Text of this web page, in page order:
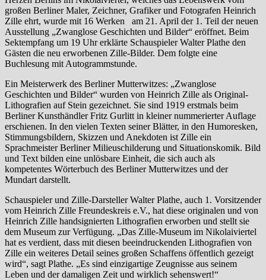
großen Berliner Maler, Zeichner, Grafiker und Fotografen Heinrich
Zille ehrt, wurde mit 16 Werken am 21. April der 1. Teil der neuen
Ausstellung „Zwanglose Geschichten und Bilder“ eröffnet. Beim
Sektempfang um 19 Uhr erklärte Schauspieler Walter Plathe den
Gästen die neu erworbenen Zille-Bilder. Dem folgte eine
Buchlesung mit Autogrammstunde.
Ein Meisterwerk des Berliner Mutterwitzes: „Zwanglose
Geschichten und Bilder“ wurden von Heinrich Zille als Original-
Lithografien auf Stein gezeichnet. Sie sind 1919 erstmals beim
Berliner Kunsthändler Fritz Gurlitt in kleiner nummerierter Auflage
erschienen. In den vielen Texten seiner Blätter, in den Humoresken,
Stimmungsbildern, Skizzen und Anekdoten ist Zille ein
Sprachmeister Berliner Milieuschilderung und Situationskomik. Bild
und Text bilden eine unlösbare Einheit, die sich auch als
kompetentes Wörterbuch des Berliner Mutterwitzes und der
Mundart darstellt.
Schauspieler und Zille-Darsteller Walter Plathe, auch 1. Vorsitzender
vom Heinrich Zille Freundeskreis e.V., hat diese originalen und von
Heinrich Zille handsignierten Lithografien erworben und stellt sie
dem Museum zur Verfügung. „Das Zille-Museum im Nikolaiviertel
hat es verdient, dass mit diesen beeindruckenden Lithografien von
Zille ein weiteres Detail seines großen Schaffens öffentlich gezeigt
wird“, sagt Plathe. „Es sind einzigartige Zeugnisse aus seinem
Leben und der damaligen Zeit und wirklich sehenswert!“